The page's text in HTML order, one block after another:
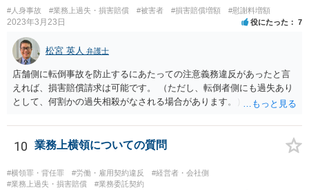
本件にどうあてはまるのかは具体的な事情を詳しく聞かないと判断で
きないことですので、一度弁護士に相談されてもよいかと思います。
#人身事故 #業務上過失・損害賠償 #被害者 #損害賠償増額 #慰謝料増額
2023年3月23日 役にたった 7
松宮 英人 弁護士
店舗側に転倒事故を防止するにあたっての注意義務違反があったと言
えれば、損害賠償請求は可能です。 （ただし、転倒者側にも過失あり
として、何割かの過失相殺がなされる場合があります。） 注意義務違
床材等の性質、清掃により濡れるなどしてどの程度滑りやすくなって
いたか（清掃の仕方）、当日の天候、店内の混雑具合や客の動線、店
ど、様々な要素を見ていく必要があります。 一度弁護士にご相談され
ることをオススメします。 なお、治療費も損害賠償に含まれますが、
10 業務上横領についての質問
#横領罪・背任罪 #労働・雇用契約違反
#経営者・会社側
#業務上過失・損害賠償
#業務委託契約